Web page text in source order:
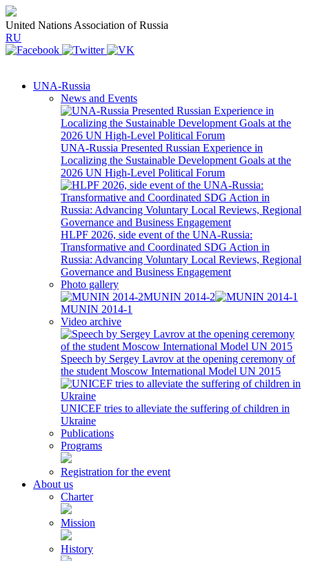
United Nations Association of Russia
RU
UNA-Russia
News and Events
UNA-Russia Presented Russian Experience in
Localizing the Sustainable Development Goals at the
2026 UN High-Level Political Forum
HLPF 2026, side event of the UNA-Russia:
Transformative and Coordinated SDG Action in
Russia: Advancing Voluntary Local Reviews, Regional
Governance and Business Engagement
Photo gallery
MUNIN 2014-2
MUNIN 2014-1
Video archive
Speech by Sergey Lavrov at the opening ceremony of
the student Moscow International Model UN 2015
UNICEF tries to alleviate the suffering of children in
Ukraine
Publications
Programs
Registration for the event
About us
Charter
Mission
History